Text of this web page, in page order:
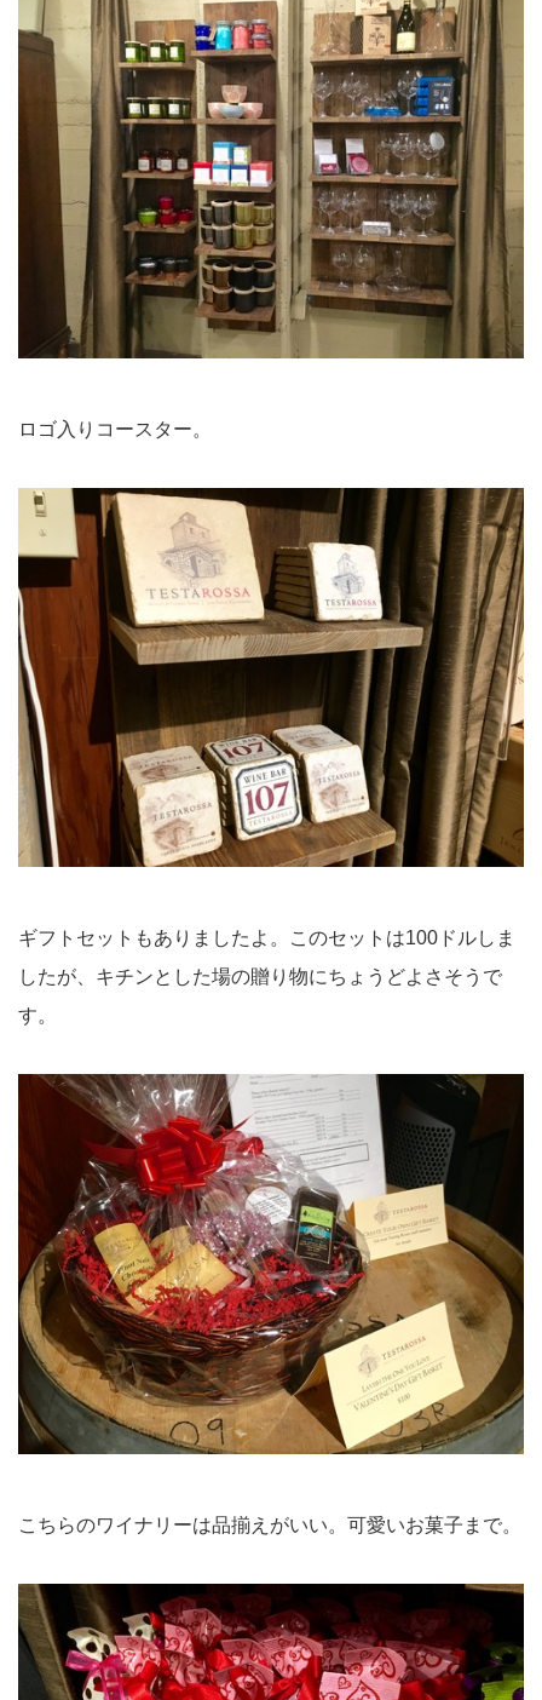
ロゴ入りコースター。
ギフトセットもありましたよ。このセットは100ドルしま
したが、キチンとした場の贈り物にちょうどよさそうで
す。
こちらのワイナリーは品揃えがいい。可愛いお菓子まで。